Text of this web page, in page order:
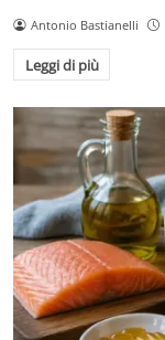
Antonio Bastianelli
Leggi di più